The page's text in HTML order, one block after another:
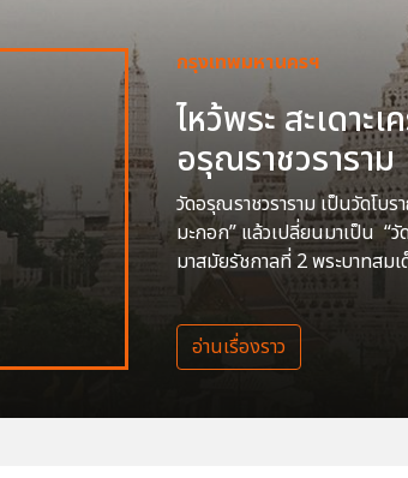
กรุงเทพมหานครฯ
ไหว้พระ สะเดาะ
อรุณราชวราราม
วัดอรุณราชวราราม เป็นวัดโบ
มะกอก” แล้วเปลี่ยนมาเป็น “
มาสมัยรัชกาลที่ 2 พระบาทสม
อ่านเรื่องราว